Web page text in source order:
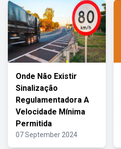
Onde Não Existir
Sinalização
Regulamentadora A
Velocidade Mínima
Permitida
07 September 2024